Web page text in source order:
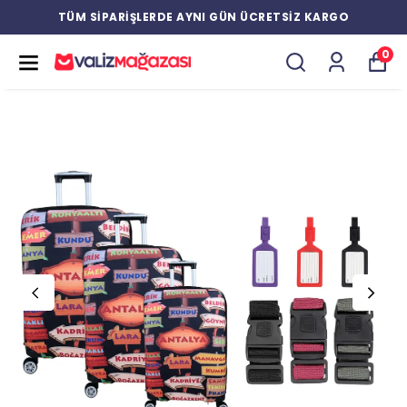
TÜM SİPARİŞLERDE AYNI GÜN ÜCRETSİZ KARGO
0